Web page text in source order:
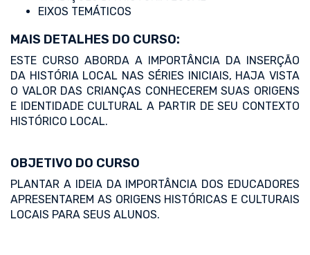
EIXOS TEMÁTICOS
MAIS DETALHES DO CURSO:
ESTE CURSO ABORDA A IMPORTÂNCIA DA INSERÇÃO
DA HISTÓRIA LOCAL NAS SÉRIES INICIAIS, HAJA VISTA
O VALOR DAS CRIANÇAS CONHECEREM SUAS ORIGENS
E IDENTIDADE CULTURAL A PARTIR DE SEU CONTEXTO
HISTÓRICO LOCAL.
OBJETIVO DO CURSO
PLANTAR A IDEIA DA IMPORTÂNCIA DOS EDUCADORES
APRESENTAREM AS ORIGENS HISTÓRICAS E CULTURAIS
LOCAIS PARA SEUS ALUNOS.